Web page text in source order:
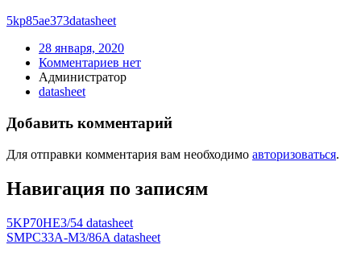
5kp85ae373datasheet
28 января, 2020
Комментариев нет
Администратор
datasheet
Добавить комментарий
Для отправки комментария вам необходимо авторизоваться.
Навигация по записям
5KP70HE3/54 datasheet
SMPC33A-M3/86A datasheet